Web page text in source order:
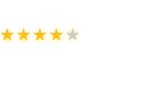
★★★★★
★★★★★